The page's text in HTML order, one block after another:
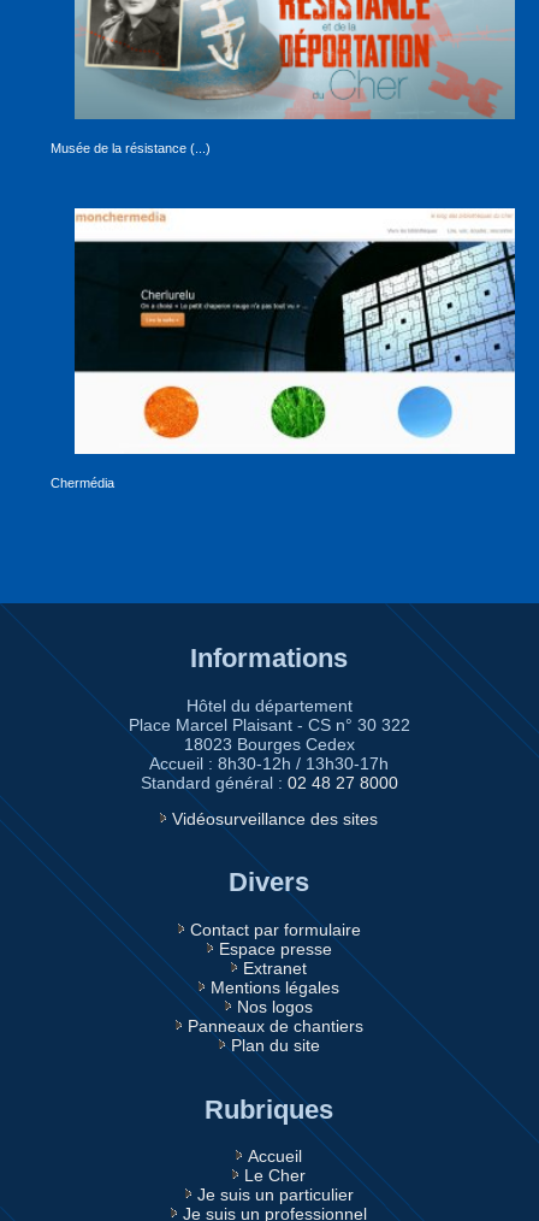
Musée de la résistance (...)
Chermédia
Informations
Hôtel du département
Place Marcel Plaisant - CS n° 30 322
18023 Bourges Cedex
Accueil : 8h30-12h / 13h30-17h
Standard général : 02 48 27 8000
Vidéosurveillance des sites
Divers
Contact par formulaire
Espace presse
Extranet
Mentions légales
Nos logos
Panneaux de chantiers
Plan du site
Rubriques
Accueil
Le Cher
Je suis un particulier
Je suis un professionnel